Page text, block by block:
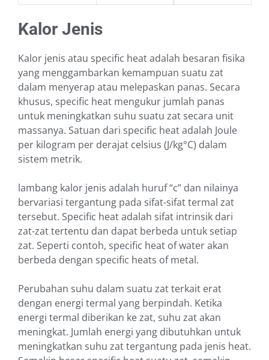
Kalor Jenis
Kalor jenis atau specific heat adalah besaran fisika
yang menggambarkan kemampuan suatu zat
dalam menyerap atau melepaskan panas. Secara
khusus, specific heat mengukur jumlah panas
untuk meningkatkan suhu suatu zat secara unit
massanya. Satuan dari specific heat adalah Joule
per kilogram per derajat celsius (J/kg°C) dalam
sistem metrik.
lambang kalor jenis adalah huruf “c” dan nilainya
bervariasi tergantung pada sifat-sifat termal zat
tersebut. Specific heat adalah sifat intrinsik dari
zat-zat tertentu dan dapat berbeda untuk setiap
zat. Seperti contoh, specific heat of water akan
berbeda dengan specific heats of metal.
Perubahan suhu dalam suatu zat terkait erat
dengan energi termal yang berpindah. Ketika
energi termal diberikan ke zat, suhu zat akan
meningkat. Jumlah energi yang dibutuhkan untuk
meningkatkan suhu zat tergantung pada jenis heat.